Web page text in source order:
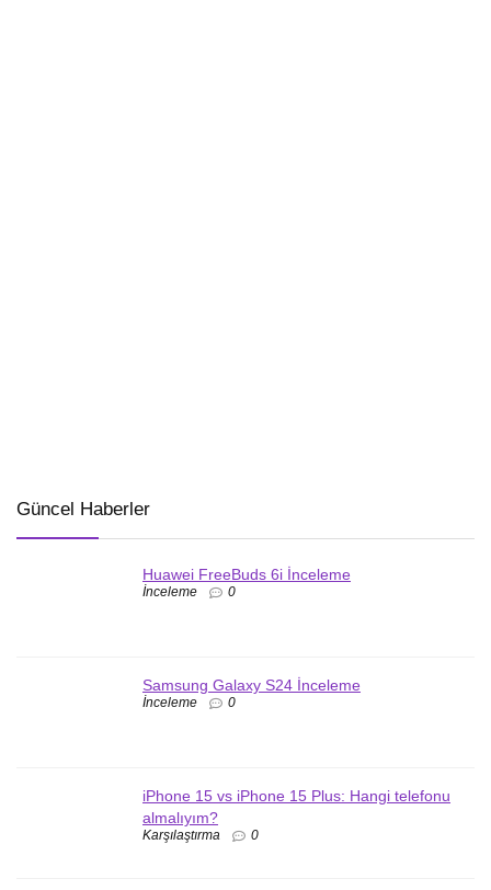
Güncel Haberler
Huawei FreeBuds 6i İnceleme
İnceleme 0
Samsung Galaxy S24 İnceleme
İnceleme 0
iPhone 15 vs iPhone 15 Plus: Hangi telefonu
almalıyım?
Karşılaştırma 0